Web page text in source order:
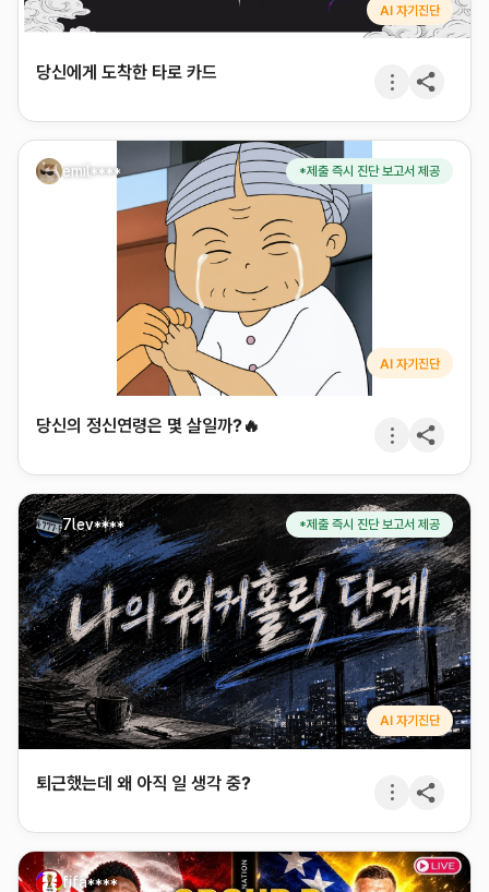
AI 자기진단
당신에게 도착한 타로 카드
emil**** *제출 즉시 진단 보고서 제공
AI 자기진단
당신의 정신연령은 몇 살일까?🔥
7lev**** *제출 즉시 진단 보고서 제공
AI 자기진단
퇴근했는데 왜 아직 일 생각 중?
fifa****